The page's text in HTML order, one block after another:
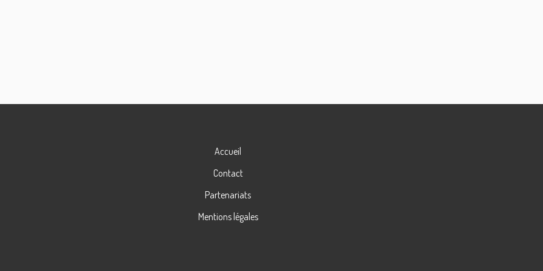
Accueil
Contact
Partenariats
Mentions légales